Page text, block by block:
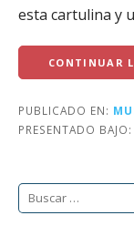
esta cartulina y
CONTINUAR
PUBLICADO EN:
PRESENTADO BAJO:
Buscar: